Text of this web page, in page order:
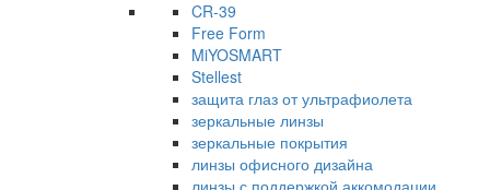
CR-39
Free Form
MiYOSMART
Stellest
защита глаз от ультрафиолета
зеркальные линзы
зеркальные покрытия
линзы офисного дизайна